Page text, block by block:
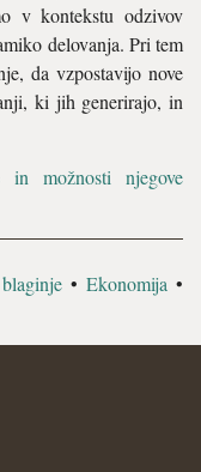
v kontekstu odzivov
delovanja. Pri tem
da vzpostavijo nove
ki jih generirajo, in
možnosti njegove
•Ekonomija •